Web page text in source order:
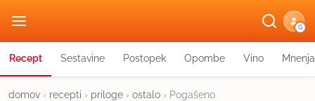
G
Recept Sestavine Postopek Opombe Vino Mnenja
domov › recepti › priloge › ostalo › Pogašeno